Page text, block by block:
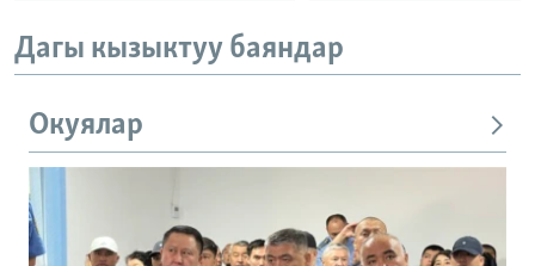
Дагы кызыктуу баяндар
Окуялар